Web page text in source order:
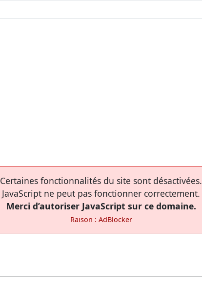
Certaines fonctionnalités du site sont désactivées.
JavaScript ne peut pas fonctionner correctement.
Merci d’autoriser JavaScript sur ce domaine.
Raison : AdBlocker